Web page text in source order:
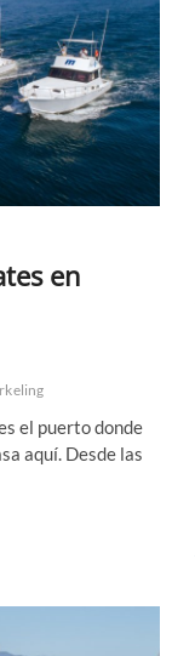
en
el puerto donde
aquí. Desde las